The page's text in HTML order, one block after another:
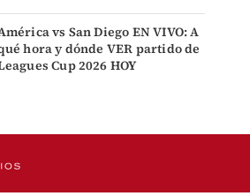
vs San Diego EN VIVO: A
hora y dónde VER partido de
Cup 2026 HOY